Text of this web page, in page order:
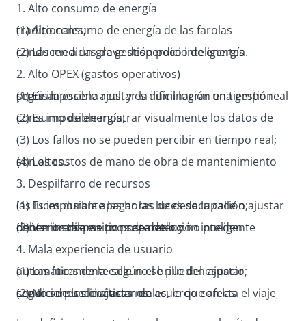
1. Alto consumo de energía
(1) Alto consumo de energía de las farolas tradicionales;
(2) Las medidas de gestión poco inteligentes conducen a un grave desperdicio de energía.
2. Alto OPEX (gastos operativos)
(1) Es imposible ajustar la iluminación en tiempo real según la escena real, y es difícil lograr una gestión precisa;
(2) Es imposible mostrar visualmente los datos de consumo de energía;
(3) Los fallos no se pueden percibir en tiempo real;
(4) Los costos de mano de obra de mantenimiento son altos..
3. Despilfarro de recursos
(1) Es imposible apagar las luces de la calle o ajustar las luces durante las horas de desocupación;
(2) Varios dispositivos de detección inteligente deben instalarse por separado y no pueden concentrarse en un poste de luz.
4. Mala experiencia de usuario
(1) Las luces de la calle no se pueden ajustar automáticamente según el brillo del espacio;
(2) No se puede ajustar de acuerdo con las condiciones climáticas reales, lo que afecta el viaje seguro de los ciudadanos.